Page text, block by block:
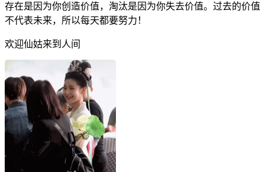
存在是因为你创造价值，淘汰是因为你失去价值。过去的价值
不代表未来，所以每天都要努力！
欢迎仙姑来到人间